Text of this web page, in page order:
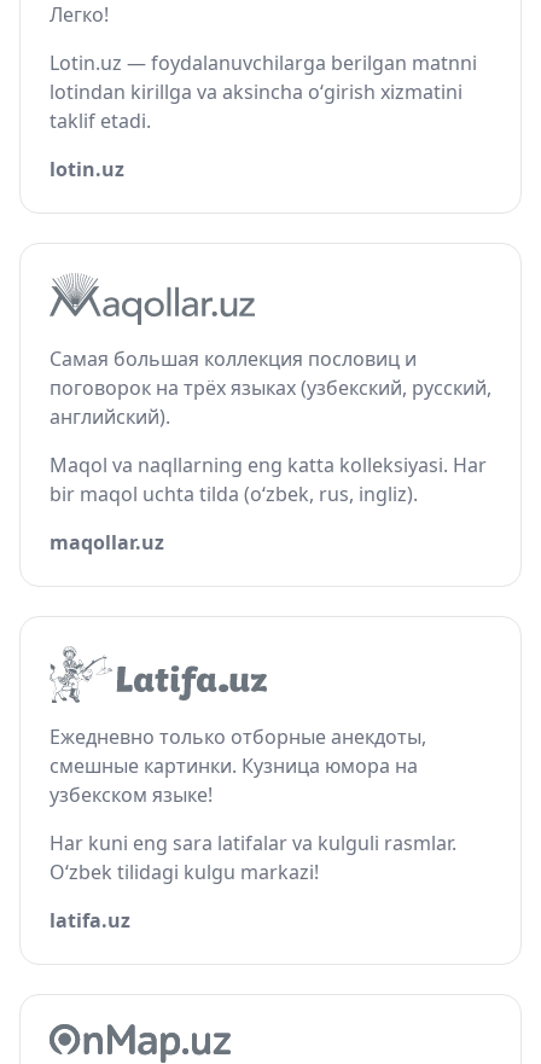
Легко!
Lotin.uz — foydalanuvchilarga berilgan matnni
lotindan kirillga va aksincha o‘girish xizmatini
taklif etadi.
lotin.uz
Самая большая коллекция пословиц и
поговорок на трёх языках (узбекский, русский,
английский).
Maqol va naqllarning eng katta kolleksiyasi. Har
bir maqol uchta tilda (o‘zbek, rus, ingliz).
maqollar.uz
Ежедневно только отборные анекдоты,
смешные картинки. Кузница юмора на
узбекском языке!
Har kuni eng sara latifalar va kulguli rasmlar.
O‘zbek tilidagi kulgu markazi!
latifa.uz